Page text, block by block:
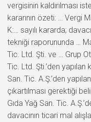
vergisinin kaldırılması
kararının özeti: … Vergi
K:… sayılı kararda;
tekniği raporununda …
Tic. Ltd. Şti. ve … Grup
Tic. Ltd. Şti.’den yapılan
San. Tic. A.Ş.’den
çıkartılması gerektiği
Gıda Yağ San. Tic.
davacının ticari mal